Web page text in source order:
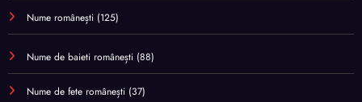
Nume românești (125)
Nume de baieti românești (88)
Nume de fete românești (37)